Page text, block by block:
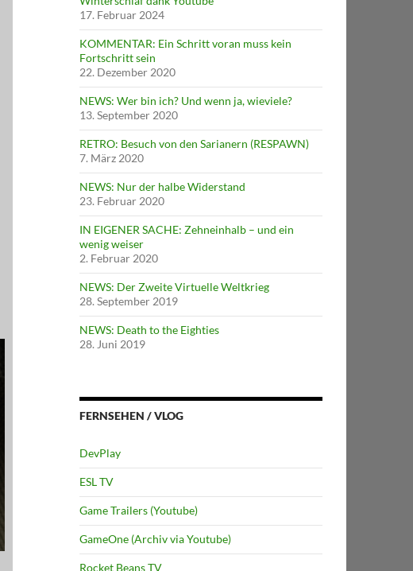
17. Februar 2024
KOMMENTAR: Ein Schritt voran muss kein
Fortschritt sein
22. Dezember 2020
NEWS: Wer bin ich? Und wenn ja, wieviele?
13. September 2020
RETRO: Besuch von den Sarianern (RESPAWN)
7. März 2020
NEWS: Nur der halbe Widerstand
23. Februar 2020
IN EIGENER SACHE: Zehneinhalb – und ein
wenig weiser
2. Februar 2020
NEWS: Der Zweite Virtuelle Weltkrieg
28. September 2019
NEWS: Death to the Eighties
28. Juni 2019
FERNSEHEN / VLOG
DevPlay
ESL TV
Game Trailers (Youtube)
GameOne (Archiv via Youtube)
Rocket Beans TV